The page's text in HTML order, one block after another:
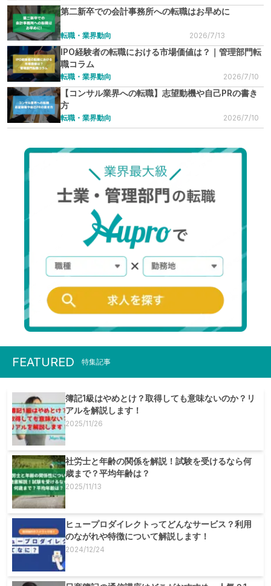
第二新卒での会計事務所への転職はお早めに
転職・業界動向 2026/7/13
IPO経験者の転職における市場価値は？｜管理部門転
職コラム
転職・業界動向 2026/7/10
【コンサル業界への転職】志望動機や自己PRの書き
方
転職・業界動向 2026/7/10
FEATURED 特集記事
簿記1級はやめとけ？取得しても意味ないのか？リ
アルを解説します！
2025/11/26
社労士と年齢の関係を解説！試験を受けるなら何
歳まで？平均年齢は？
2025/11/13
ヒュープロダイレクトってどんなサービス？利用
のながれや特徴について解説します！
2024/12/24